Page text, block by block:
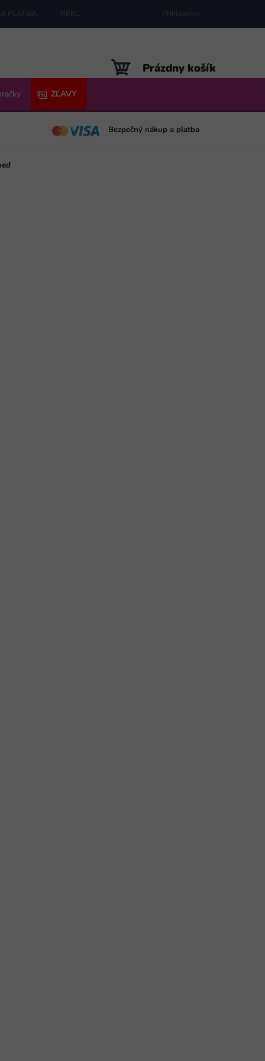
PLATBA REKLAMÁCIE MAPA SERVERU
Prihlásenie
NÁKUPNÝ
KOŠÍK
Prázdny košík
ZĽAVY
Bezpečný nákup a platba